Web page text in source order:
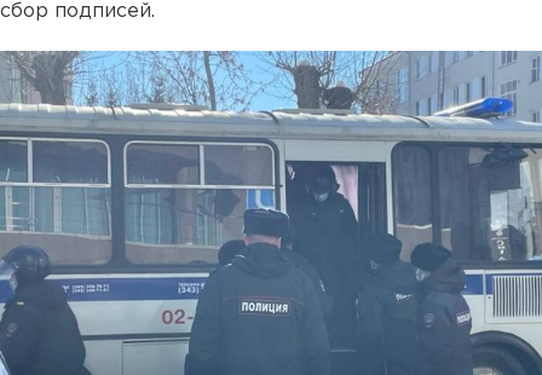
сбор подписей.